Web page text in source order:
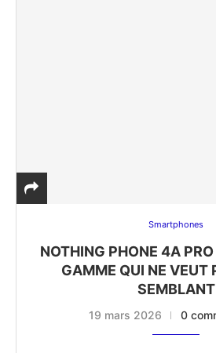
Smartphones
NOTHING PHONE 4A
GAMME QUI NE VEUT
SEMBLANT
19 mars 2026 0